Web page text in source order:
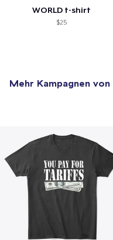
WORLD t-shirt
$25
Mehr Kampagnen von